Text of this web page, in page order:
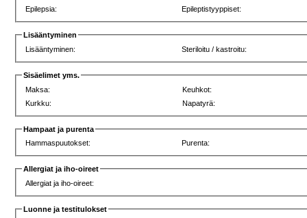
Epilepsia:
Epileptistyyppiset:
Lisääntyminen
Lisääntyminen:
Steriloitu / kastroitu:
Sisäelimet yms.
Maksa:
Keuhkot:
Kurkku:
Napatyrä:
Hampaat ja purenta
Hammaspuutokset:
Purenta:
Allergiat ja iho-oireet
Allergiat ja iho-oireet:
Luonne ja testitulokset